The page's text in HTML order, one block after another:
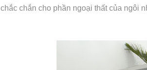
chắc chắn cho phần ngoại thất của ngôi